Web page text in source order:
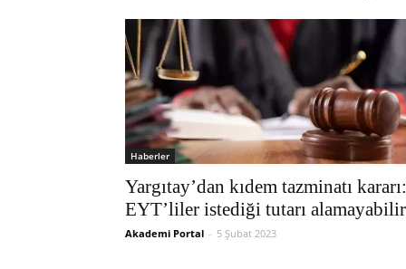
Haberler
Yargıtay’dan kıdem tazminatı kararı:
EYT’liler istediği tutarı alamayabilir
Akademi Portal - 5 Şubat 2023